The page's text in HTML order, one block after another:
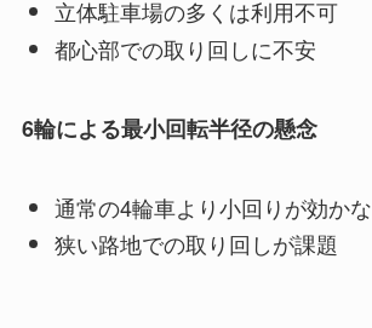
立体駐車場の多くは利用不可
都心部での取り回しに不安
6輪による最小回転半径の懸念
通常の4輪車より小回りが効か
狭い路地での取り回しが課題